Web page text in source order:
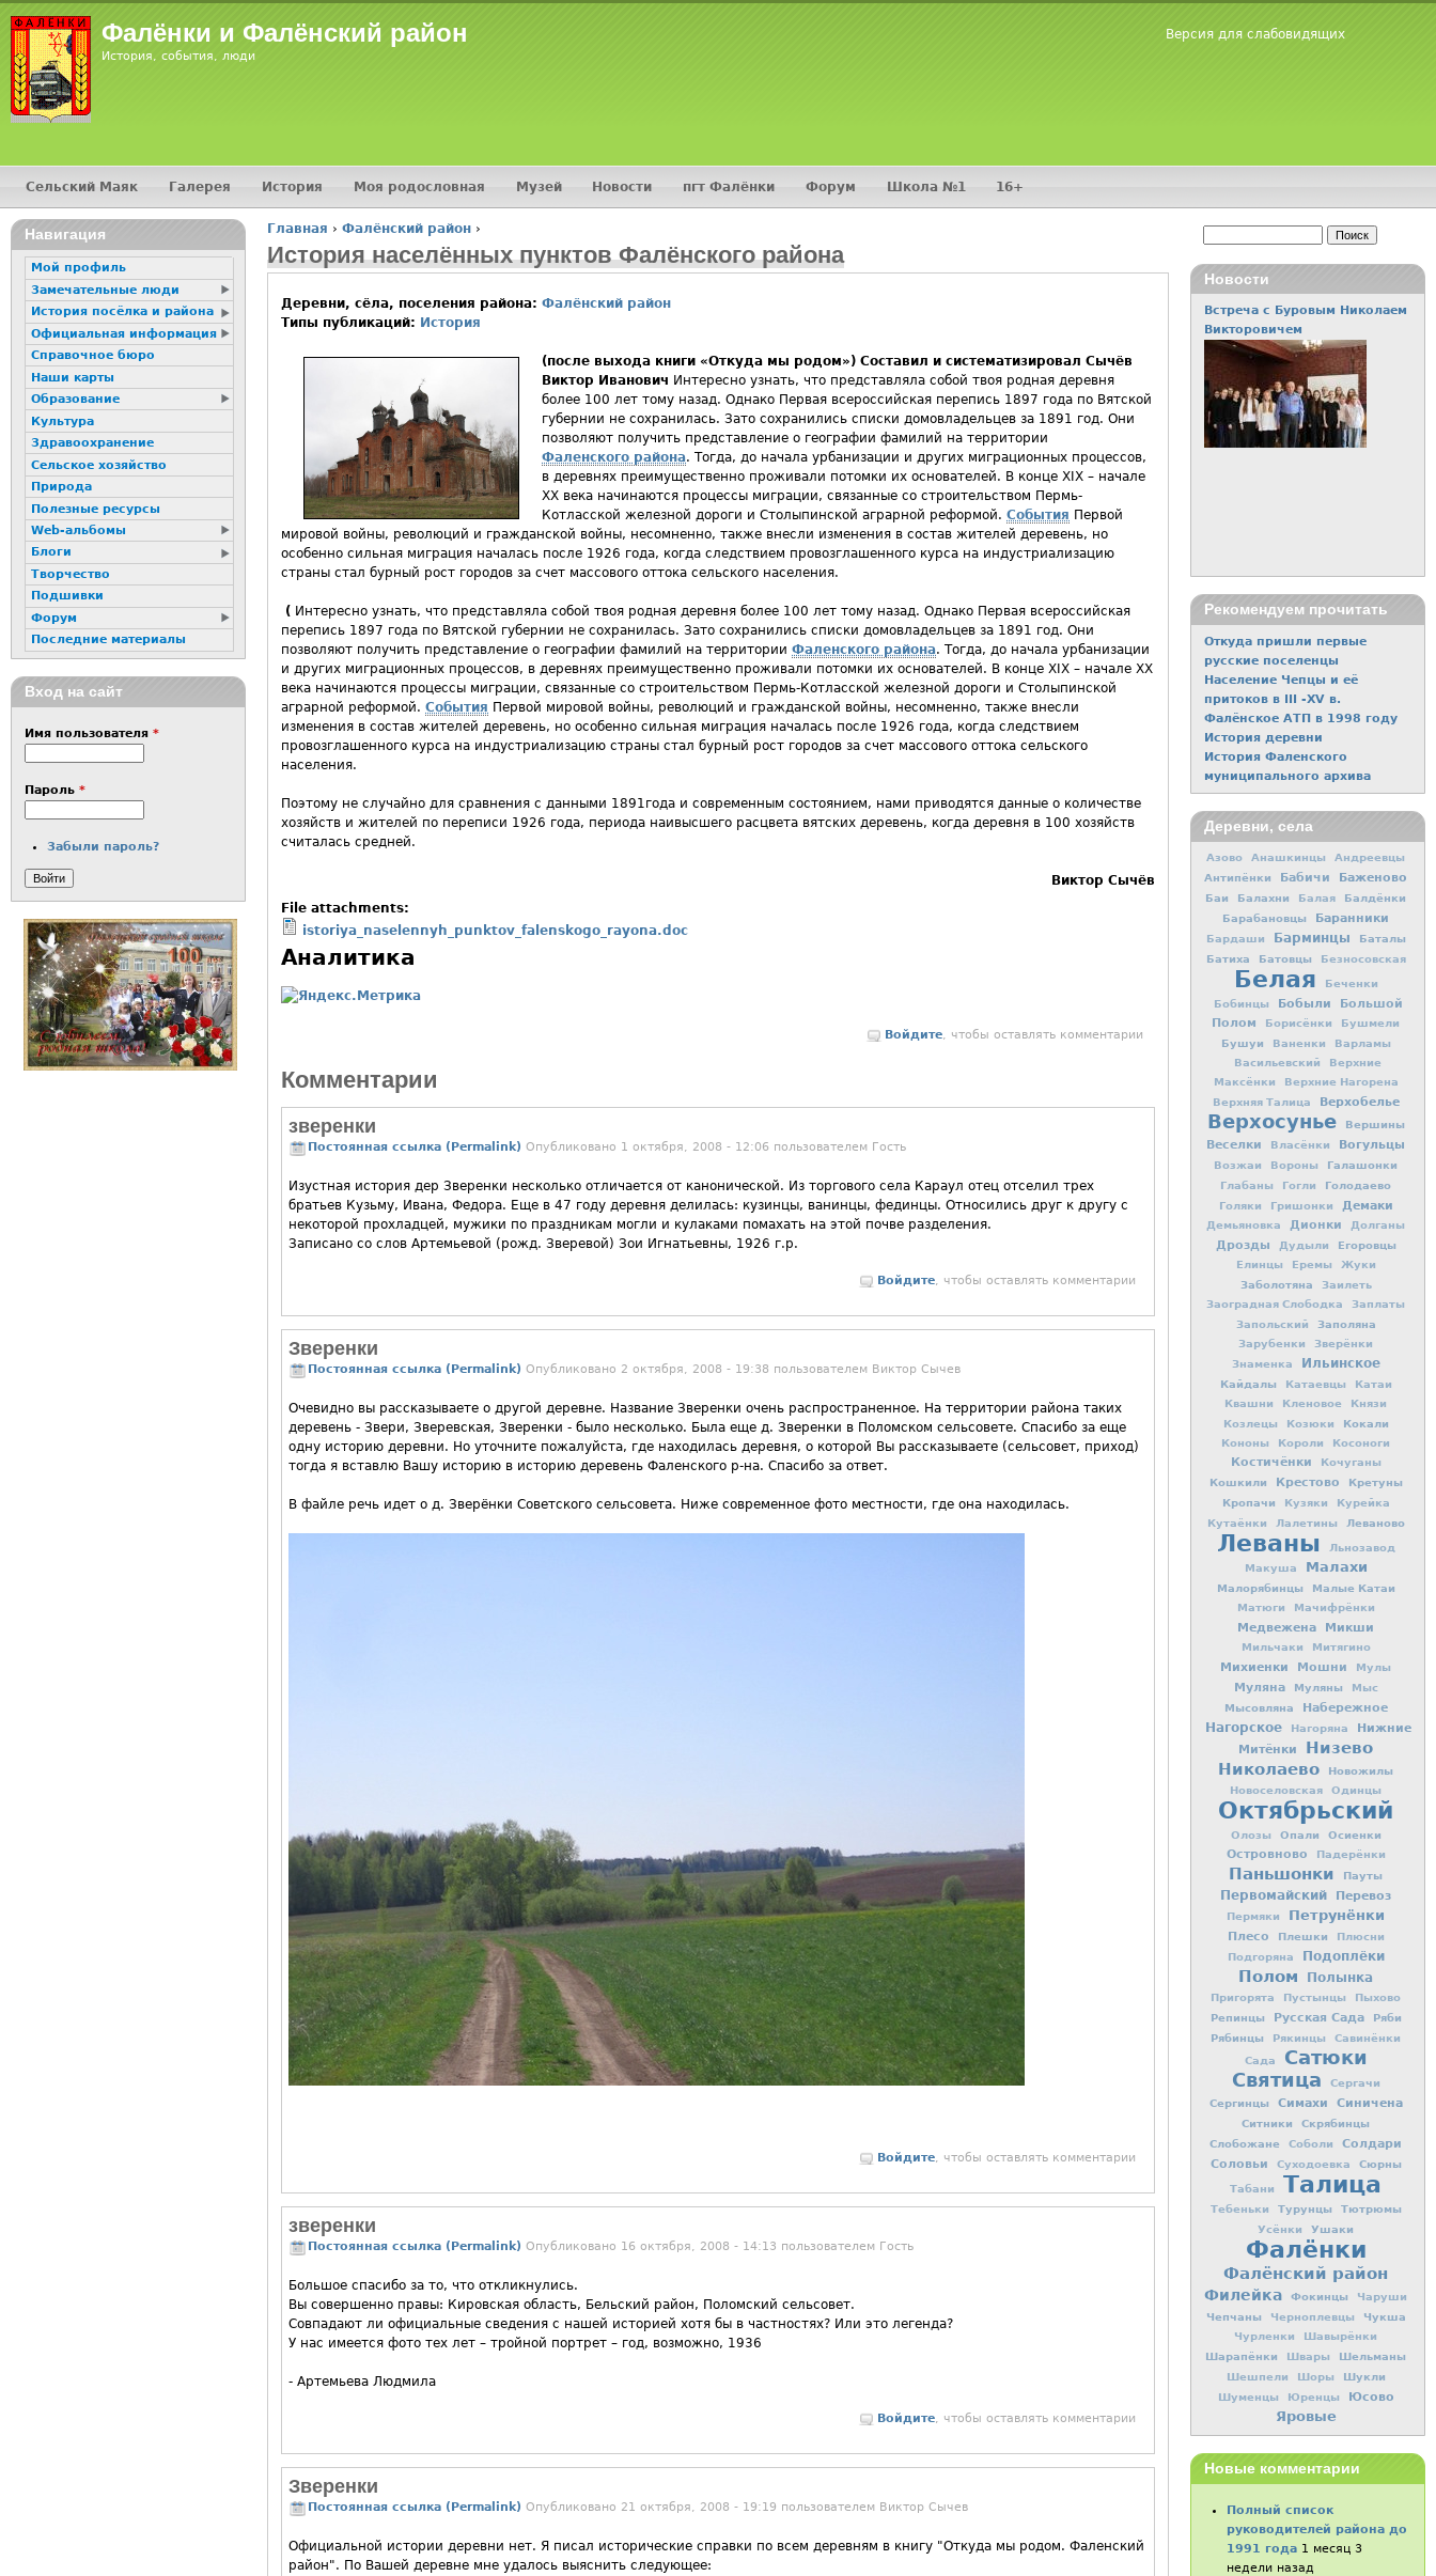
Фалёнки и Фалёнский район
История, события, люди
Версия для слабовидящих
Вы здесь
Главная › Фалёнский район ›
История населённых пунктов Фалёнского района
Деревни, сёла, поселения района: Фалёнский район
Типы публикаций: История
(после выхода книги «Откуда мы родом») Составил и систематизировал Сычёв
Виктор Иванович Интересно узнать, что представляла собой твоя родная деревня
более 100 лет тому назад. Однако Первая всероссийская перепись 1897 года по Вятской
губернии не сохранилась. Зато сохранились списки домовладельцев за 1891 год. Они
позволяют получить представление о географии фамилий на территории
Фаленского района. Тогда, до начала урбанизации и других миграционных процессов,
в деревнях преимущественно проживали потомки их основателей. В конце ХIХ – начале
ХХ века начинаются процессы миграции, связанные со строительством Пермь-
Котласской железной дороги и Столыпинской аграрной реформой. События Первой
мировой войны, революций и гражданской войны, несомненно, также внесли изменения в состав жителей деревень, но
особенно сильная миграция началась после 1926 года, когда следствием провозглашенного курса на индустриализацию
страны стал бурный рост городов за счет массового оттока сельского населения.
( Интересно узнать, что представляла собой твоя родная деревня более 100 лет тому назад. Однако Первая всероссийская
перепись 1897 года по Вятской губернии не сохранилась. Зато сохранились списки домовладельцев за 1891 год. Они
позволяют получить представление о географии фамилий на территории Фаленского района. Тогда, до начала урбанизации
и других миграционных процессов, в деревнях преимущественно проживали потомки их основателей. В конце ХIХ – начале ХХ
века начинаются процессы миграции, связанные со строительством Пермь-Котласской железной дороги и Столыпинской
аграрной реформой. События Первой мировой войны, революций и гражданской войны, несомненно, также внесли
изменения в состав жителей деревень, но особенно сильная миграция началась после 1926 года, когда следствием
провозглашенного курса на индустриализацию страны стал бурный рост городов за счет массового оттока сельского
населения.
Поэтому не случайно для сравнения с данными 1891года и современным состоянием, нами приводятся данные о количестве
хозяйств и жителей по переписи 1926 года, периода наивысшего расцвета вятских деревень, когда деревня в 100 хозяйств
считалась средней.
Виктор Сычёв
File attachments:
istoriya_naselennyh_punktov_falenskogo_rayona.doc
Аналитика
Войдите, чтобы оставлять комментарии
Комментарии
зверенки
Постоянная ссылка (Permalink) Опубликовано 1 октября, 2008 - 12:06 пользователем Гость
Изустная история дер Зверенки несколько отличается от канонической. Из торгового села Караул отец отселил трех
братьев Кузьму, Ивана, Федора. Еще в 47 году деревня делилась: кузинцы, ванинцы, фединцы. Относились друг к другу с
некоторой прохладцей, мужики по праздникам могли и кулаками помахать на этой почве разделения.
Записано со слов Артемьевой (рожд. Зверевой) Зои Игнатьевны, 1926 г.р.
Войдите, чтобы оставлять комментарии
Зверенки
Постоянная ссылка (Permalink) Опубликовано 2 октября, 2008 - 19:38 пользователем Виктор Сычев
Очевидно вы рассказываете о другой деревне. Название Зверенки очень распространенное. На территории района таких
деревень - Звери, Зверевская, Зверенки - было несколько. Была еще д. Зверенки в Поломском сельсовете. Спасибо за еще
одну историю деревни. Но уточните пожалуйста, где находилась деревня, о которой Вы рассказываете (сельсовет, приход)
тогда я вставлю Вашу историю в историю деревень Фаленского р-на. Спасибо за ответ.
В файле речь идет о д. Зверёнки Советского сельсовета. Ниже современное фото местности, где она находилась.
Войдите, чтобы оставлять комментарии
зверенки
Постоянная ссылка (Permalink) Опубликовано 16 октября, 2008 - 14:13 пользователем Гость
Большое спасибо за то, что откликнулись.
Вы совершенно правы: Кировская область, Бельский район, Поломский сельсовет.
Совпадают ли официальные сведения с нашей историей хотя бы в частностях? Или это легенда?
У нас имеется фото тех лет – тройной портрет – год, возможно, 1936
- Артемьева Людмила
Войдите, чтобы оставлять комментарии
Зверенки
Постоянная ссылка (Permalink) Опубликовано 21 октября, 2008 - 19:19 пользователем Виктор Сычев
Официальной истории деревни нет. Я писал исторические справки по всем деревням в книгу "Откуда мы родом. Фаленский
район". По Вашей деревне мне удалось выяснить следующее:
Главное меню
Сельский Маяк Галерея История Моя родословная Музей Новости пгт Фалёнки Форум Школа №1 16+
Навигация
Мой профиль
Замечательные люди
История посёлка и района
Официальная информация
Справочное бюро
Наши карты
Образование
Культура
Здравоохранение
Сельское хозяйство
Природа
Полезные ресурсы
Web-альбомы
Блоги
Творчество
Подшивки
Форум
Последние материалы
Вход на сайт
Имя пользователя *
Пароль *
Забыли пароль?
Новости
Встреча с Буровым Николаем
Викторовичем
Рекомендуем прочитать
Откуда пришли первые
русские поселенцы
Население Чепцы и её
притоков в III -ХV в.
Фалёнское АТП в 1998 году
История деревни
История Фаленского
муниципального архива
Деревни, села
Азово Анашкинцы Андреевцы
Антипёнки Бабичи Баженово
Баи Балахни Балая
Балдёнки
Барабановцы
Баранники
Бардаши Барминцы
Баталы
Батиха
Батовцы Безносовская
Белая
Беченки
Бобинцы
Бобыли
Большой
Полом
Борисёнки Бушмели
Бушуи Ваненки
Варламы
Васильевский
Верхние
Максёнки
Верхние Нагорена
Верхняя Талица
Верхобелье
Верхосунье Вершины
Веселки Власёнки Вогульцы
Возжаи Вороны Галашонки
Глабаны Гогли Голодаево
Голяки Гришонки Демаки
Демьяновка Дионки Долганы
Дрозды Дудыли Егоровцы
Елинцы Еремы Жуки
Заболотяна
Заилеть
Заоградная Слободка
Заплаты
Запольский
Заполяна
Зарубенки
Зверёнки
Знаменка
Ильинское
Кайдалы Катаевцы
Катаи
Квашни
Кленовое
Князи
Козлецы
Козюки Кокали
Кононы Короли Косоноги
Костичёнки Кочуганы
Кошкили Крестово
Кретуны
Кропачи
Кузяки
Курейка
Кутаёнки
Лалетины Леваново
Леваны
Льнозавод
Макуша
Малахи
Малорябинцы Малые Катаи
Матюги Мачифрёнки
Медвежена Микши
Мильчаки Митягино
Михиенки Мошни Мулы
Муляна Муляны Мыс
Мысовляна Набережное
Нагорское Нагоряна
Нижние
Митёнки
Низево
Николаево
Новожилы
Новоселовская Одинцы
Октябрьский
Олозы Опали Осиенки
Островново Падерёнки
Паньшонки Пауты
Первомайский Перевоз
Пермяки Петрунёнки
Плесо Плешки
Плюсни
Подгоряна
Подоплёки
Полом Полынка
Пригорята Пустынцы Пыхово
Репинцы Русская Сада
Ряби
Рябинцы
Рякинцы
Савинёнки
Сада
Сатюки
Святица
Сергачи
Сергинцы Симахи Синичена
Ситники
Скрябинцы
Слобожане
Соболи
Солдари
Соловьи
Суходоевка Сюрны
Табани Талица
Тебеньки Турунцы Тютрюмы
Усёнки Ушаки
Фалёнки
Фалёнский район
Филейка Фокинцы Чаруши
Чепчаны Черноплевцы Чукша
Чурленки Шавырёнки
Шарапёнки Швары Шельманы
Шешпели Шоры Шукли
Шуменцы Юренцы Юсово
Яровые
Новые комментарии
Полный список
руководителей района до
1991 года 1 месяц 3
недели назад